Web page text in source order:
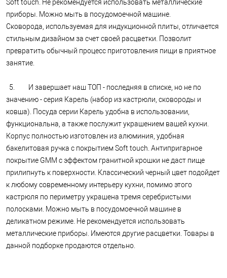
Soft touch. Не рекомендуется использовать металлические
приборы. Можно мыть в посудомоечной машине.
Сковорода, используемая для индукционной плиты, отличается
стильным дизайном за счет своей расцветки. Позволит
превратить обычный процесс приготовления пищи в приятное
занятие.
5. И завершает наш ТОП - последняя в списке, но не по
значению - серия Карель (набор из кастрюли, сковороды и
ковша). Посуда серии Карель удобна в использовании,
функциональна, а также послужит украшением вашей кухни.
Корпус полностью изготовлен из алюминия, удобная
бакелитовая ручка с покрытием Soft touch. Антипригарное
покрытие GMM с эффектом гранитной крошки не даст пище
прилипнуть к поверхности. Классический черный цвет подойдет
к любому современному интерьеру кухни, помимо этого
кастрюля по периметру украшена тремя серебристыми
полосками. Можно мыть в посудомоечной машине в
деликатном режиме. Не рекомендуется использовать
металлические приборы. Имеются другие расцветки. Товары в
данной подборке продаются отдельно.